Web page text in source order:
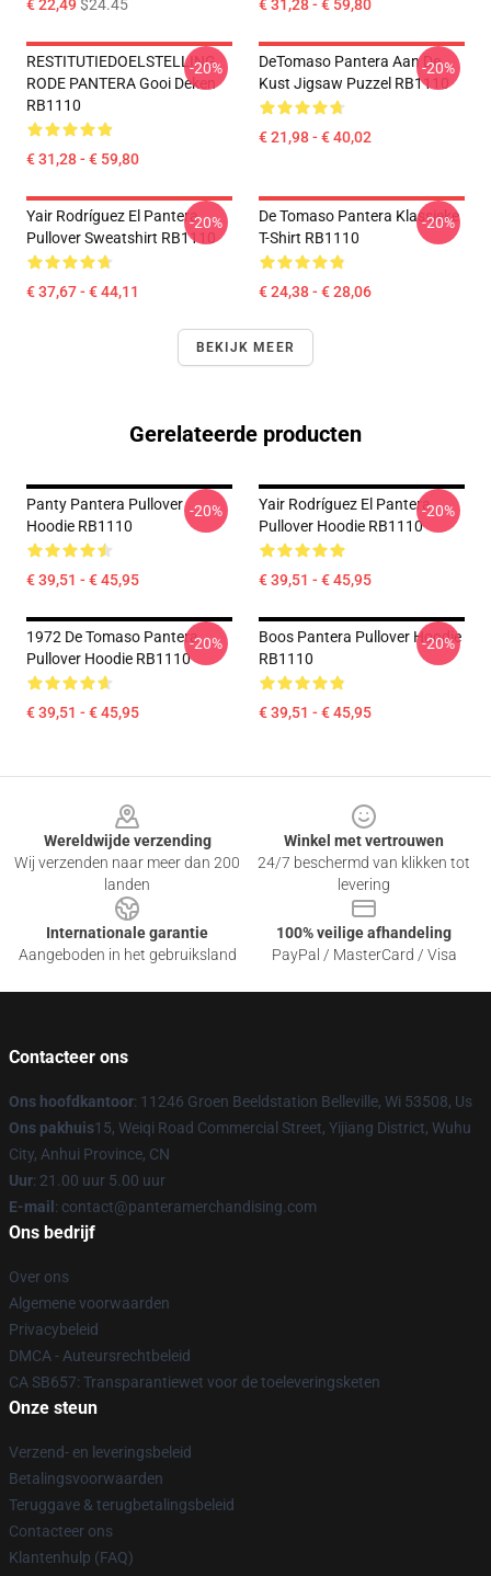
€ 22,49$24.45 € 31,28 - € 59,80
RESTITUTIEDOELSTELLING
RODE PANTERA Gooi Deken
RB1110
€ 31,28 - € 59,80
-20%
DeTomaso Pantera Aan De
Kust Jigsaw Puzzel RB1110
€ 21,98 - € 40,02
-20%
Yair Rodríguez El Pantera
Pullover Sweatshirt RB1110
€ 37,67 - € 44,11
-20%
De Tomaso Pantera Klassieke
T-Shirt RB1110
€ 24,38 - € 28,06
-20%
BEKIJK MEER
Gerelateerde producten
Panty Pantera Pullover
Hoodie RB1110
€ 39,51 - € 45,95
-20%
Yair Rodríguez El Pantera
Pullover Hoodie RB1110
€ 39,51 - € 45,95
-20%
1972 De Tomaso Pantera
Pullover Hoodie RB1110
€ 39,51 - € 45,95
-20%
Boos Pantera Pullover Hoodie
RB1110
€ 39,51 - € 45,95
-20%
Wereldwijde verzending
Wij verzenden naar meer dan 200
landen
Winkel met vertrouwen
24/7 beschermd van klikken tot
levering
Internationale garantie
Aangeboden in het gebruiksland
100% veilige afhandeling
PayPal / MasterCard / Visa
Contacteer ons
Ons hoofdkantoor: 11246 Groen Beeldstation Belleville, Wi 53508, Us
Ons pakhuis15, Weiqi Road Commercial Street, Yijiang District, Wuhu
City, Anhui Province, CN
Uur: 21.00 uur 5.00 uur
E-mail : contact@panteramerchandising.com
Ons bedrijf
Over ons
Algemene voorwaarden
Privacybeleid
DMCA - Auteursrechtbeleid
CA SB657: Transparantiewet voor de toeleveringsketen
Onze steun
Verzend- en leveringsbeleid
Betalingsvoorwaarden
Teruggave & terugbetalingsbeleid
Contacteer ons
Klantenhulp (FAQ)